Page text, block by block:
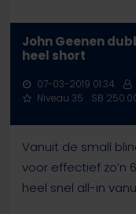
John Geenen
heel short
07-03-2019 01:34
Niveau 35
SB
Vanuit de small
voor effectief zo’n
heel snel all-in